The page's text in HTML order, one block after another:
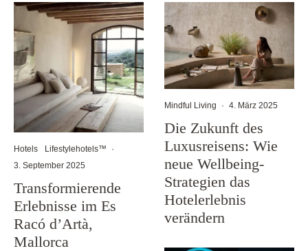
Hotels Lifestylehotels™
·
3. September 2025
Transformierende
Erlebnisse im Es
Racó d’Artà,
Mallorca
Mindful Living · 4. März 2025
Die Zukunft des
Luxusreisens: Wie
neue Wellbeing-
Strategien das
Hotelerlebnis
verändern